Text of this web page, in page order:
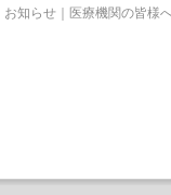
お知らせ｜医療機関の皆様